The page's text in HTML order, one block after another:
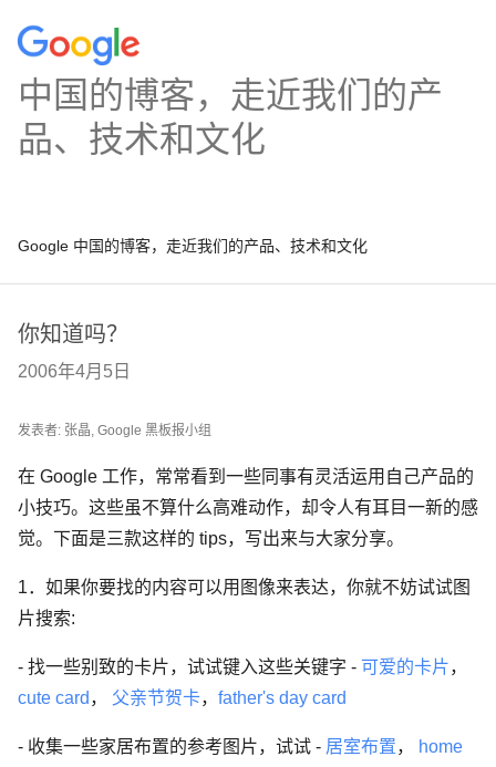
中国的博客，走近我们的产
品、技术和文化
Google 中国的博客，走近我们的产品、技术和文化
你知道吗？
2006年4月5日
发表者: 张晶, Google 黑板报小组
在 Google 工作，常常看到一些同事有灵活运用自己产品的
小技巧。这些虽不算什么高难动作，却令人有耳目一新的感
觉。下面是三款这样的 tips，写出来与大家分享。
1．如果你要找的内容可以用图像来表达，你就不妨试试图
片搜索:
- 找一些别致的卡片，试试键入这些关键字 - 可爱的卡片，
cute card ， 父亲节贺卡， father's day card
- 收集一些家居布置的参考图片，试试 - 居室布置，
home